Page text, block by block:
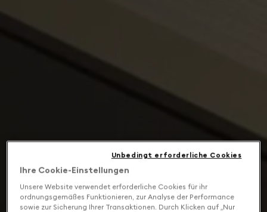
Ihre Cookie-Einstellungen
Unsere Website verwendet erforderliche Cookies für ihr
ordnungsgemäßes Funktionieren, zur Analyse der Performance
sowie zur Sicherung Ihrer Transaktionen. Durch Klicken auf „Nur
Unbedingt erforderliche Cookies